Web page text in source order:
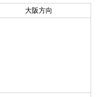
大阪方向